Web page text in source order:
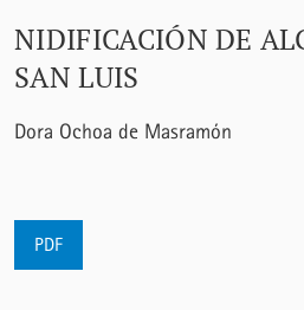
NIDIFICACIÓN DE
SAN LUIS
Dora Ochoa de Masramón
PDF